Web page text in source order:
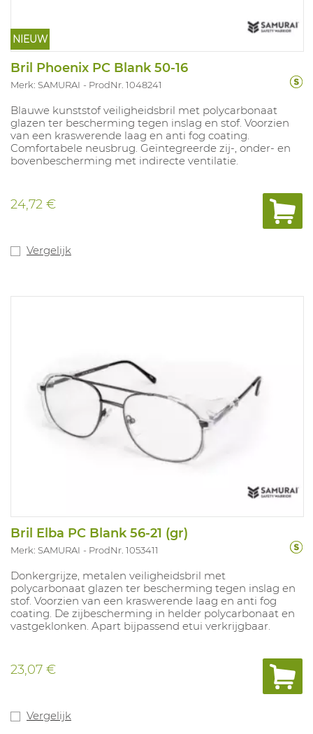
NIEUW
Bril Phoenix PC Blank 50-16
Merk: SAMURAI ProdNr. 1048241
Blauwe kunststof veiligheidsbril met polycarbonaat
glazen ter bescherming tegen inslag en stof. Voorzien
van een kraswerende laag en anti fog coating.
Comfortabele neusbrug. Geïntegreerde zij-, onder- en
bovenbescherming met indirecte ventilatie.
24,72 €
Vergelijk
Bril Elba PC Blank 56-21 (gr)
Merk: SAMURAI ProdNr. 1053411
Donkergrijze, metalen veiligheidsbril met
polycarbonaat glazen ter bescherming tegen inslag en
stof. Voorzien van een kraswerende laag en anti fog
coating. De zijbescherming in helder polycarbonaat en
vastgeklonken. Apart bijpassend etui verkrijgbaar.
23,07 €
Vergelijk